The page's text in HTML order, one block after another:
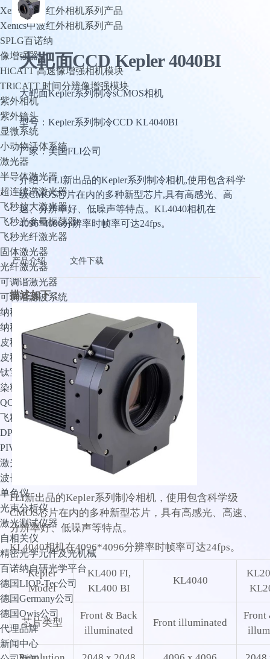
Xenics短波红外相机系列产品
Xenics中波红外相机系列产品
SPLG百诺纳
像增强器
HiCATT 高速像增强相机模块
TRiCATT 时间分辨像增强模块
紫外相机
紫外镜头
显微系统
小动物活体系统
激光器
半导体激光器
超连续谱激光器
飞秒放大激光器
飞秒光参量振荡器
飞秒光纤激光器
固体激光器
光纤激光器
可调谐激光器
可调谐滤波系统
纳秒光参量振荡器
纳秒光纤激光器
皮秒光参量振荡器
皮秒可调谐激光器
钛宝石窄线宽可调谐激光器
染料激光器
QCL激光器
飞秒钛宝石激光器
DPSS
PIV双脉冲激光器
激光测试仪器
波长计
单色仪
光束分析仪
激光测试仪器
自相关仪
精密光学元件及光机械
百诺纳自研光学平台
德国LIOP-Tec公司
德国Germany公司
德国Owis公司
代理品牌
新闻中心
大靶面CCD Kepler 4040BI
大靶面Kepler系列制冷sCMOS相机
型号：Kepler系列制冷CCD KL4040BI
厂家：美国FLI公司
介绍：FLI新出品的Kepler系列制冷相机,使用包含科学
级CMOS芯片在内的多种新型芯片,具有高感光、高
速、分辨率好、低噪声等特点。KL4040相机在
4096*4096分辨率时帧率可达24fps。
产品介绍 文件下载
描述如下：
FLI新出品的Kepler系列制冷相机，使用包含科学级
CMOS芯片在内的多种新型芯片，具有高感光、高速、
分辨率好、低噪声等特点。
KL4040相机在4096*4096分辨率时帧率可达24fps。
Kepler
Model
KL400 FI,
KL400 BI
KL4040
芯片类型
Front & Back
illuminated
Front illuminated
Front